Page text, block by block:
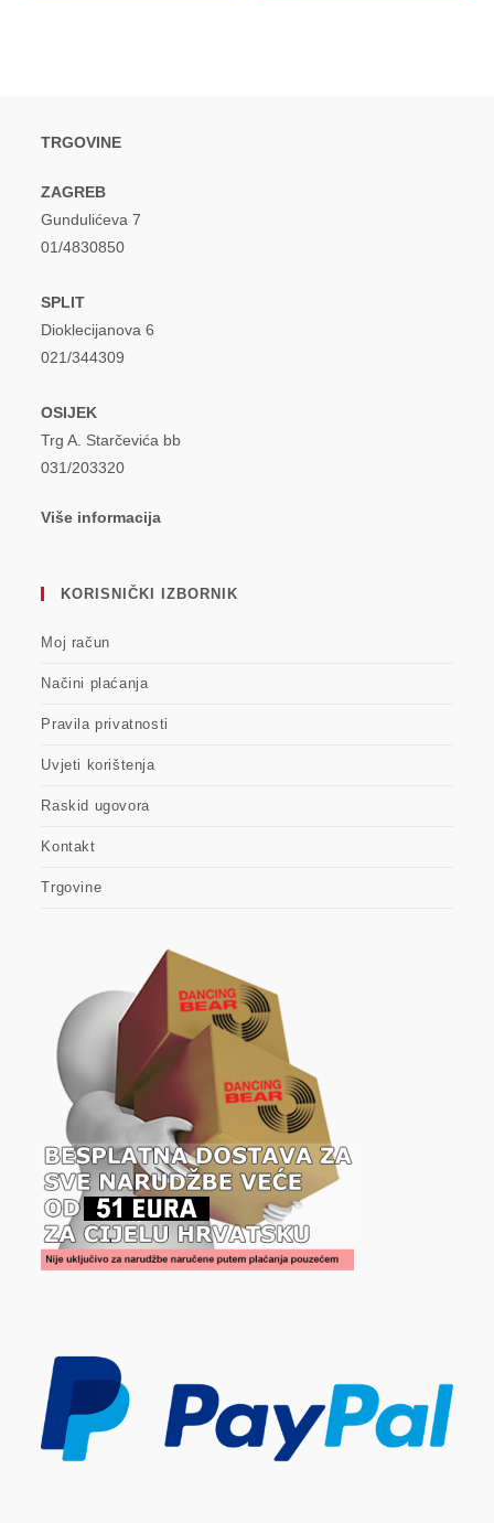
TRGOVINE
ZAGREB
Gundulićeva 7
01/4830850
SPLIT
Dioklecijanova 6
021/344309
OSIJEK
Trg A. Starčevića bb
031/203320
Više informacija
KORISNIČKI IZBORNIK
Moj račun
Načini plaćanja
Pravila privatnosti
Uvjeti korištenja
Raskid ugovora
Kontakt
Trgovine